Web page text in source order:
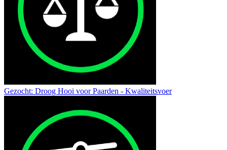
Gezocht: Droog Hooi voor Paarden - Kwaliteitsvoer